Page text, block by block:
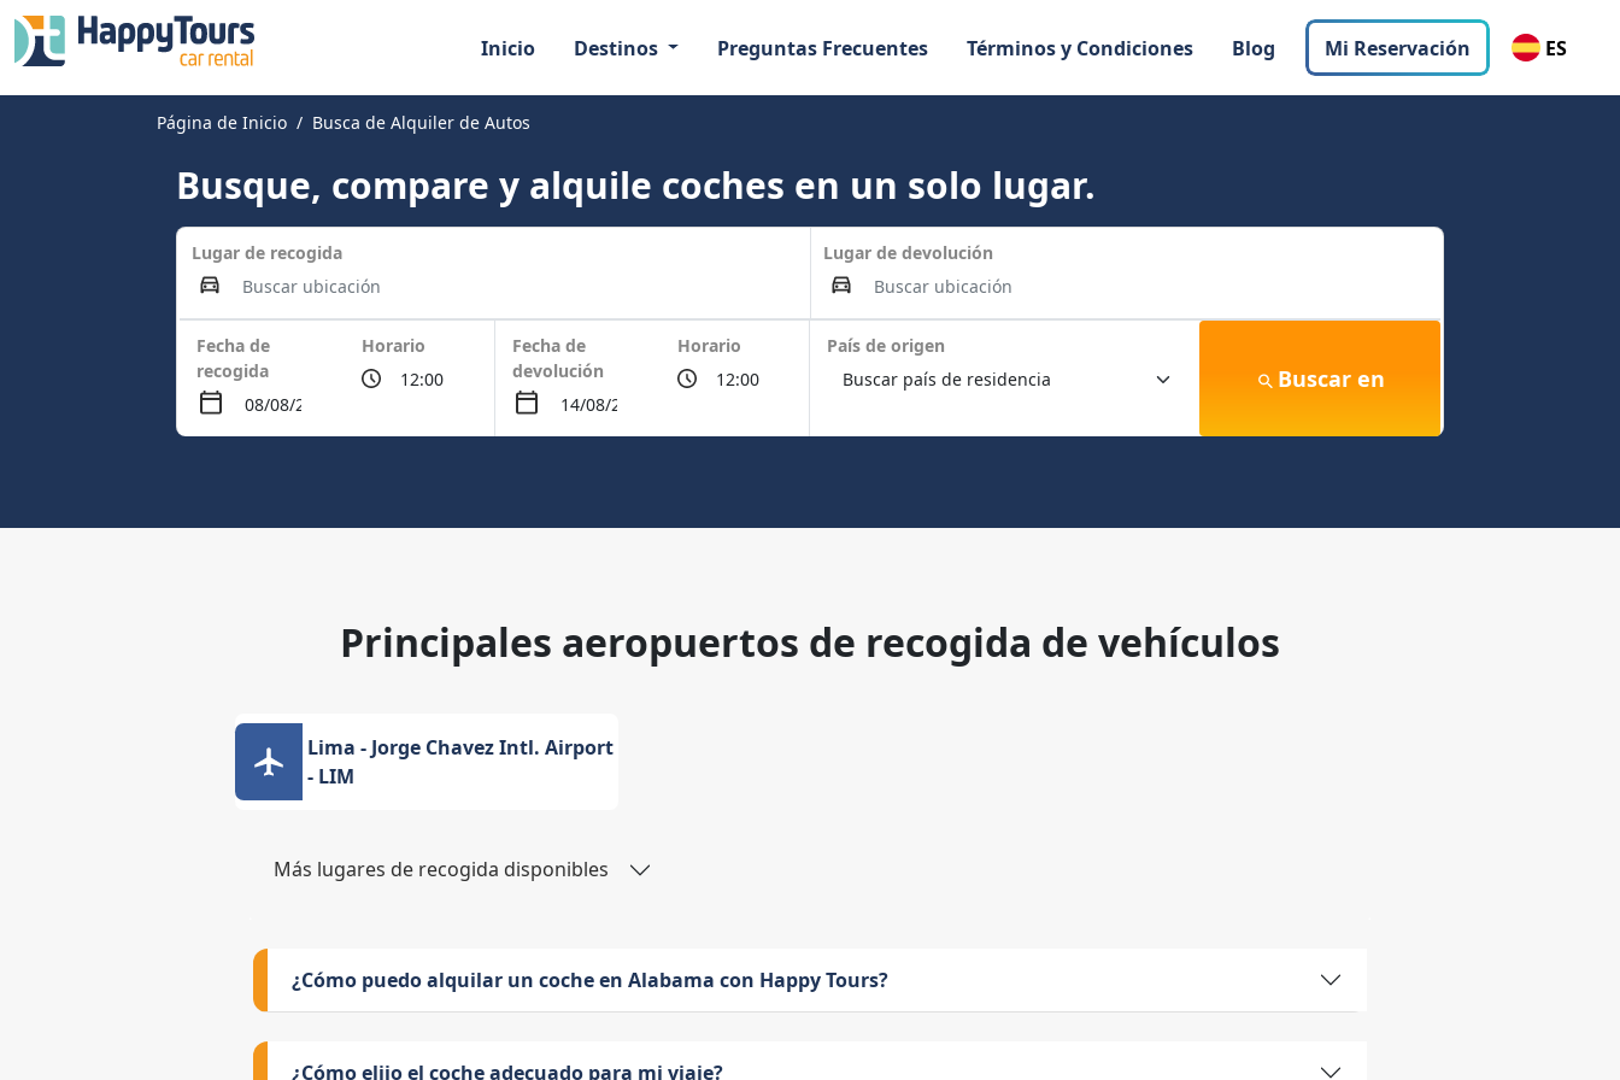
Inicio Destinos Preguntas Frecuentes Términos y Condiciones Blog Mi Reservación ES
Página de Inicio Busca de Alquiler de Autos
Busque, compare y alquile coches en un solo lugar.
Lugar de recogida Lugar de devolución
Fecha de
recogida
Horario
Fecha de
devolución
Horario País de origen
Buscar en
Principales aeropuertos de recogida de vehículos
Lima - Jorge Chavez Intl. Airport
- LIM
Más lugares de recogida disponibles
¿Cómo puedo alquilar un coche en Alabama con Happy Tours?
¿Cómo elijo el coche adecuado para mi viaje?